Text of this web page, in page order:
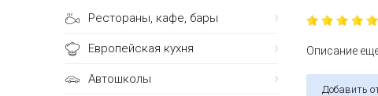
Рестораны, кафе, бары
Европейская кухня
Автошколы
Описание
Добавить